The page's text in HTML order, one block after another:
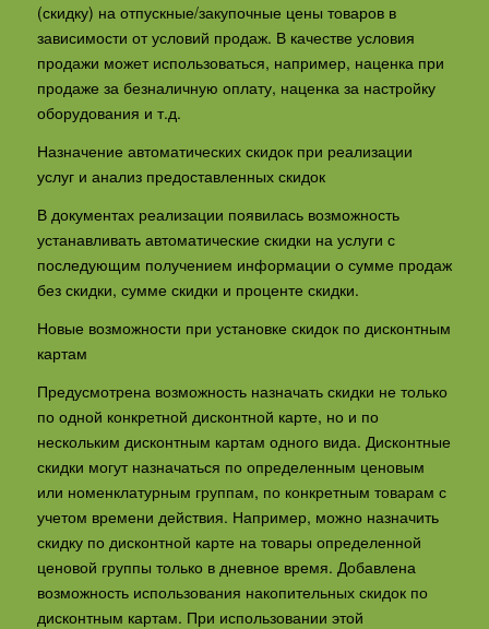
(скидку) на отпускные/закупочные цены товаров в
зависимости от условий продаж. В качестве условия
продажи может использоваться, например, наценка при
продаже за безналичную оплату, наценка за настройку
оборудования и т.д.
Назначение автоматических скидок при реализации
услуг и анализ предоставленных скидок
В документах реализации появилась возможность
устанавливать автоматические скидки на услуги с
последующим получением информации о сумме продаж
без скидки, сумме скидки и проценте скидки.
Новые возможности при установке скидок по дисконтным
картам
Предусмотрена возможность назначать скидки не только
по одной конкретной дисконтной карте, но и по
нескольким дисконтным картам одного вида. Дисконтные
скидки могут назначаться по определенным ценовым
или номенклатурным группам, по конкретным товарам с
учетом времени действия. Например, можно назначить
скидку по дисконтной карте на товары определенной
ценовой группы только в дневное время. Добавлена
возможность использования накопительных скидок по
дисконтным картам. При использовании этой